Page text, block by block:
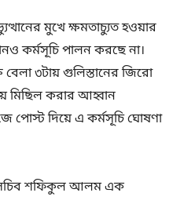
মুখে ক্ষমতাচ্যুত হওয়ার
কর্মসূচি পালন করছে না।
৩টায় গুলিস্তানের জিরো
মিছিল করার আহ্বান
পোস্ট দিয়ে এ কর্মসূচি ঘোষণা
সচিব শফিকুল আলম এক